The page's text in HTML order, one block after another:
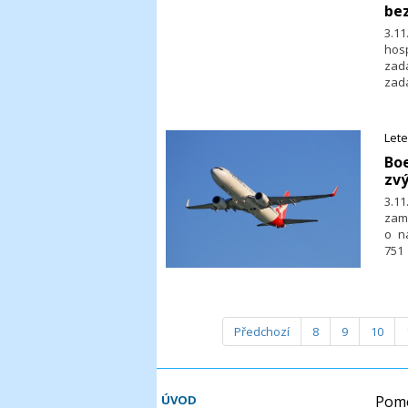
o
o
pak
Předchozí 8 9 10
ÚVOD